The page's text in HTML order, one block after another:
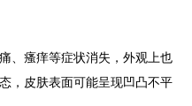
、瘙痒等症状消失，外观上也
，皮肤表面可能呈现凹凸不平